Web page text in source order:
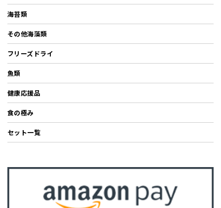
海苔類
その他海藻類
フリーズドライ
魚類
健康応援品
食の極み
セット一覧